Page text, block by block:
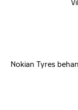
Nokian Tyres